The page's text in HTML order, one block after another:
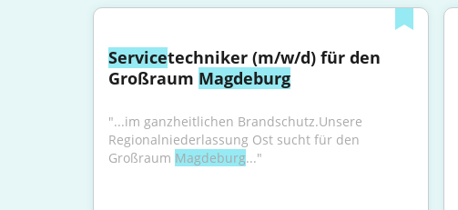
Servicetechniker (m/w/d) für den
Großraum Magdeburg
"...im ganzheitlichen Brandschutz.Unsere
Regionalniederlassung Ost sucht für den
Großraum Magdeburg..."